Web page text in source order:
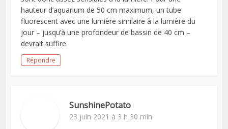
hauteur d’aquarium de 50 cm maximum, un tube
fluorescent avec une lumière similaire à la lumière du
jour – jusqu’à une profondeur de bassin de 40 cm –
devrait suffire.
Répondre
SunshinePotato
23 juin 2021 à 3 h 30 min